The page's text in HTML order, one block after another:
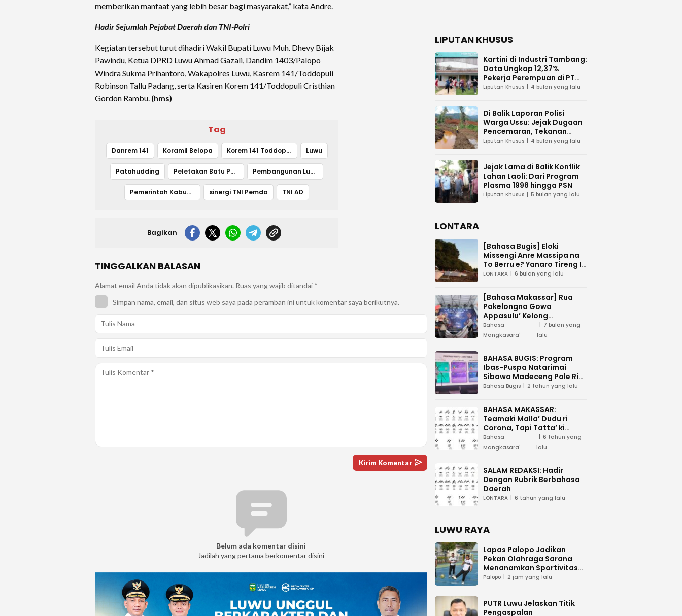
memberikan manfaat yang lebih besar bagi masyarakat,” kata Andre.
Hadir Sejumlah Pejabat Daerah dan TNI-Polri
Kegiatan tersebut turut dihadiri Wakil Bupati Luwu Muh. Dhevy Bijak
Pawindu, Ketua DPRD Luwu Ahmad Gazali, Dandim 1403/Palopo
Windra Sukma Prihantoro, Wakapolres Luwu, Kasrem 141/Toddopuli
Robinson Tallu Padang, serta Kasiren Korem 141/Toddopuli Cristhian
Gordon Rambu. (hms)
Tag
Danrem 141 Koramil Belopa Korem 141 Toddopuli Luwu
Patahudding Peletakan Batu Pertama Pembangunan Luwu
Pemerintah Kabupaten Luwu sinergi TNI Pemda TNI AD
Bagikan
TINGGALKAN BALASAN
Alamat email Anda tidak akan dipublikasikan. Ruas yang wajib ditandai *
Simpan nama, email, dan situs web saya pada peramban ini untuk komentar saya berikutnya.
Belum ada komentar disini
Jadilah yang pertama berkomentar disini
LIPUTAN KHUSUS
Kartini di Industri Tambang:
Data Ungkap 12,37%
Pekerja Perempuan di PT
Vale Indonesia
Liputan Khusus 4 bulan yang lalu
Di Balik Laporan Polisi
Warga Ussu: Jejak Dugaan
Pencemaran, Tekanan
Hukum, dan Desakan
Liputan Khusus 4 bulan yang lalu
Jejak Lama di Balik Konflik
Lahan Laoli: Dari Program
Plasma 1998 hingga PSN
Liputan Khusus 5 bulan yang lalu
LONTARA
[Bahasa Bugis] ‎Eloki
Missengi Anre Massipa na
To Berru e? Yanaro Tireng I
Tunue
LONTARA 6 bulan yang lalu
[Bahasa Makassar] Rua
Pakelongna Gowa
Appasulu’ Kelong
Mangkasara’ “Teai Jodota”
na “Tepo’ Jarung”
Bahasa
Mangkasara'
7 bulan yang
lalu
BAHASA BUGIS: Program
Ibas-Puspa Natarimai
Sibawa Madeceng Pole Ri
Tau Maega e Ri Luwu Timur
Bahasa Bugis 2 tahun yang lalu
BAHASA MAKASSAR:
Teamaki Malla’ Dudu ri
Corona, Tapi Tatta’ ki
Waspada
Bahasa
Mangkasara'
6 tahun yang
lalu
SALAM REDAKSI: Hadir
Dengan Rubrik Berbahasa
Daerah
LONTARA 6 tahun yang lalu
LUWU RAYA
Lapas Palopo Jadikan
Pekan Olahraga Sarana
Menanamkan Sportivitas
dan Nasionalisme
Palopo 2 jam yang lalu
PUTR Luwu Jelaskan Titik
Pengaspalan